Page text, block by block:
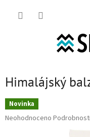
Himalájský
Novinka
Průměrné hodnocení
Neohodnoceno